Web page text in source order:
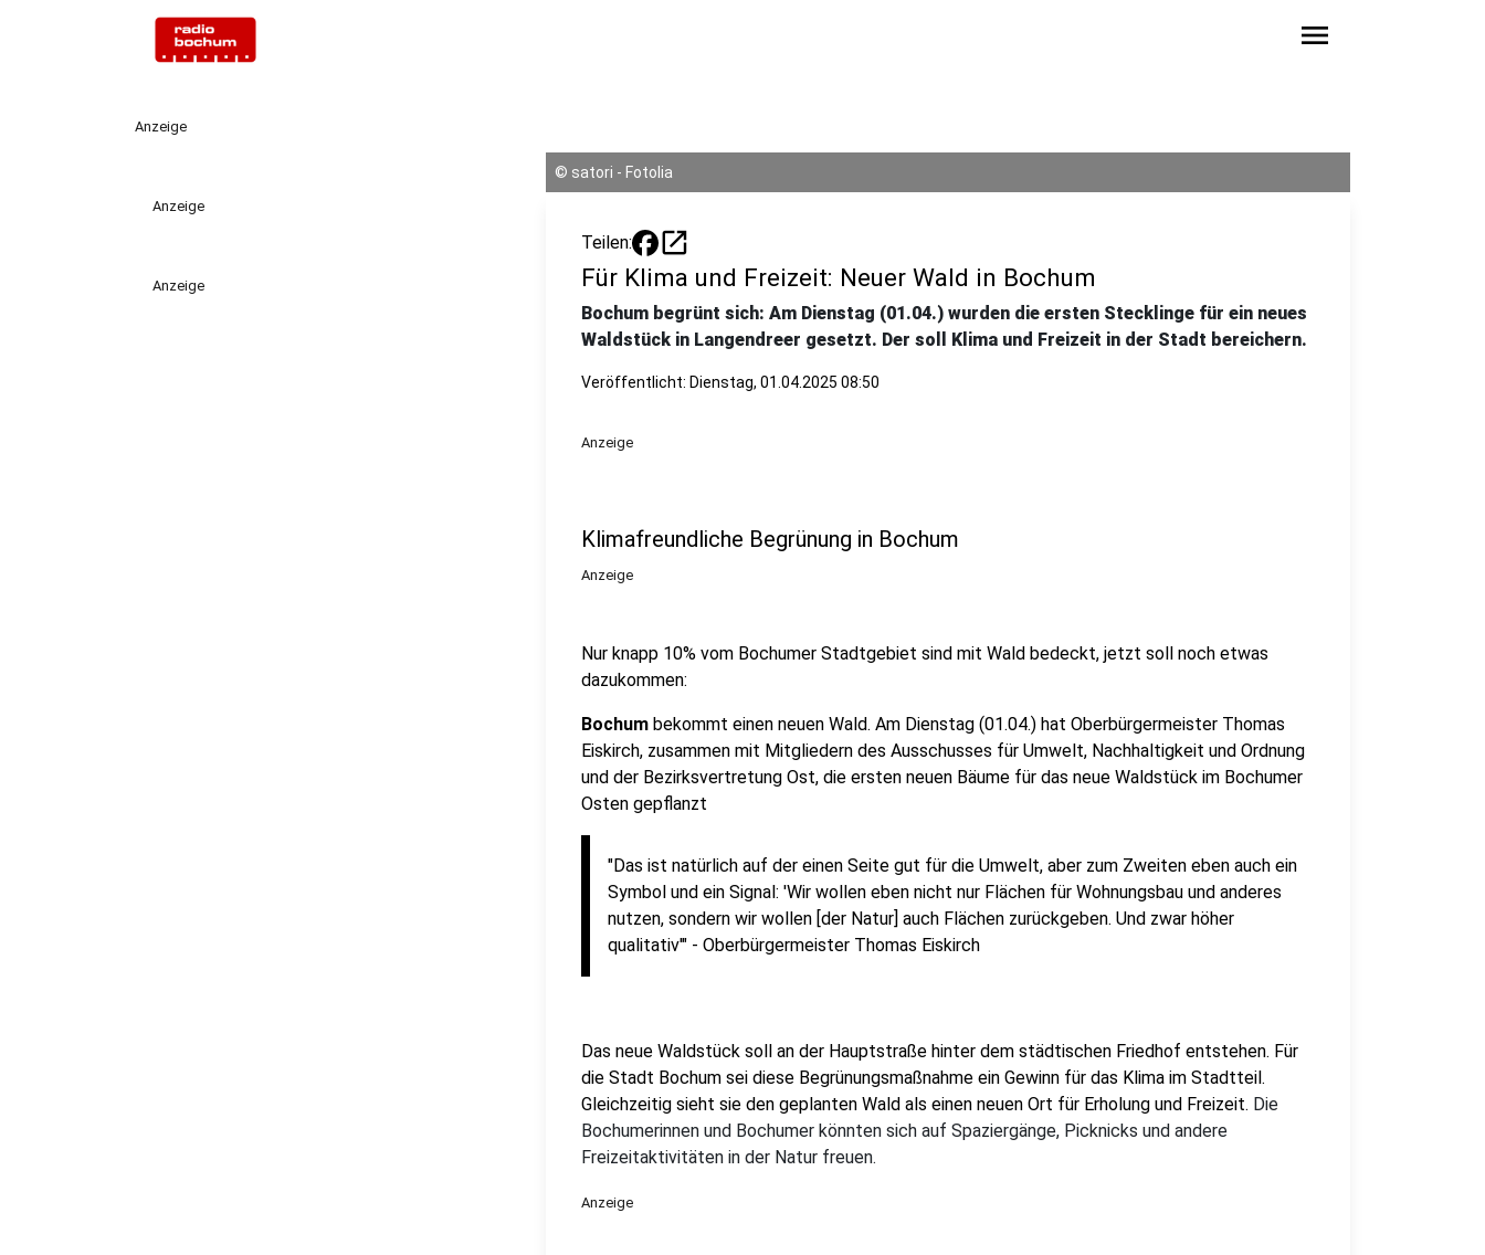
menu
Anzeige
Anzeige
Anzeige
© satori - Fotolia
Teilen: open_in_new
Für Klima und Freizeit: Neuer Wald in Bochum
Bochum begrünt sich: Am Dienstag (01.04.) wurden die ersten Stecklinge für ein neues
Waldstück in Langendreer gesetzt. Der soll Klima und Freizeit in der Stadt bereichern.
Veröffentlicht: Dienstag, 01.04.2025 08:50
Anzeige
Klimafreundliche Begrünung in Bochum
Anzeige
Nur knapp 10% vom Bochumer Stadtgebiet sind mit Wald bedeckt, jetzt soll noch etwas
dazukommen:
Bochum bekommt einen neuen Wald. Am Dienstag (01.04.) hat Oberbürgermeister Thomas
Eiskirch, zusammen mit Mitgliedern des Ausschusses für Umwelt, Nachhaltigkeit und Ordnung
und der Bezirksvertretung Ost, die ersten neuen Bäume für das neue Waldstück im Bochumer
Osten gepflanzt
"Das ist natürlich auf der einen Seite gut für die Umwelt, aber zum Zweiten eben auch ein
Symbol und ein Signal: 'Wir wollen eben nicht nur Flächen für Wohnungsbau und anderes
nutzen, sondern wir wollen [der Natur] auch Flächen zurückgeben. Und zwar höher
qualitativ'" - Oberbürgermeister Thomas Eiskirch
Das neue Waldstück soll an der Hauptstraße hinter dem städtischen Friedhof entstehen. Für
die Stadt Bochum sei diese Begrünungsmaßnahme ein Gewinn für das Klima im Stadtteil.
Gleichzeitig sieht sie den geplanten Wald als einen neuen Ort für Erholung und Freizeit. Die
Bochumerinnen und Bochumer könnten sich auf Spaziergänge, Picknicks und andere
Freizeitaktivitäten in der Natur freuen.
Anzeige